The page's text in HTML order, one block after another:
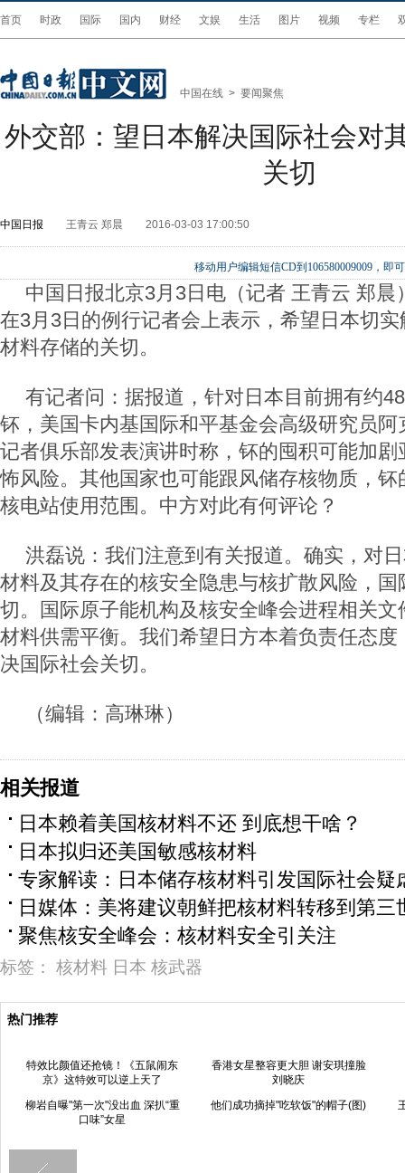
首页 时政 国际 国内 财经 文娱 生活 图片 视频 专栏
中国在线 > 要闻聚焦
外交部：望日本解决国际社会对
关切
中国日报 王青云 郑晨 2016-03-03 17:00:50
移动用户编辑短信CD到106580009009，即
中国日报北京3月3日电（记者 王青云 郑晨
在3月3日的例行记者会上表示，希望日本切
材料存储的关切。
有记者问：据报道，针对日本目前拥有约
钚，美国卡内基国际和平基金会高级研究员
记者俱乐部发表演讲时称，钚的囤积可能加
怖风险。其他国家也可能跟风储存核物质，
核电站使用范围。中方对此有何评论？
洪磊说：我们注意到有关报道。确实，对
材料及其存在的核安全隐患与核扩散风险，
切。国际原子能机构及核安全峰会进程相关
材料供需平衡。我们希望日方本着负责任态
决国际社会关切。
（编辑：高琳琳）
相关报道
日本赖着美国核材料不还 到底想干啥？
日本拟归还美国敏感核材料
专家解读：日本储存核材料引发国际社会疑
日媒体：美将建议朝鲜把核材料转移到第三
聚焦核安全峰会：核材料安全引关注
标签： 核材料 日本 核武器
热门推荐
特效比颜值还抢镜！《五鼠闹东
京》这特效可以逆上天了
香港女星整容更大胆 谢安琪撞脸
刘晓庆
柳岩自曝"第一次"没出血 深扒“重
口味”女星
他们成功摘掉"吃软饭"的帽子(图)